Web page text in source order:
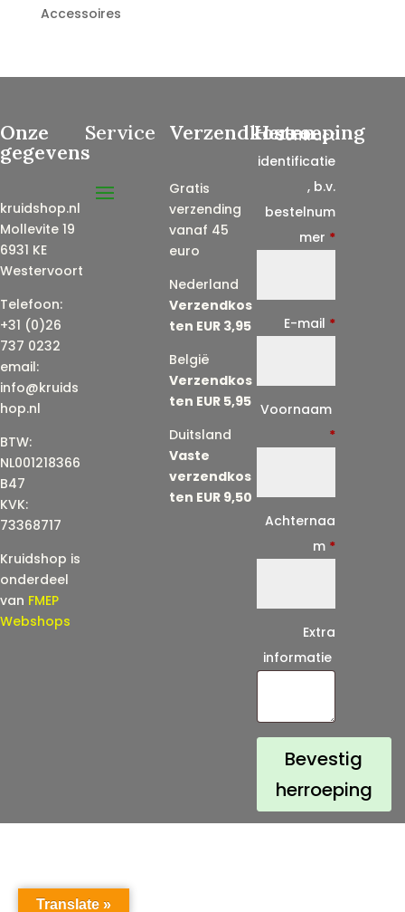
Accessoires
Onze
gegevens
kruidshop.nl
Mollevite 19
6931 KE
Westervoort
Telefoon:
+31 (0)26
737 0232
email:
info@kruids
hop.nl
BTW:
NL001218366
B47
KVK:
73368717
Kruidshop is
onderdeel
van FMEP
Webshops
Service Verzendkosten
Gratis
verzending
vanaf 45
euro
Nederland
Verzendkos
ten EUR 3,95
België
Verzendkos
ten EUR 5,95
Duitsland
Vaste
verzendkos
ten EUR 9,50
Herroeping
Contract
identificatie
, b.v.
bestelnum
mer *
E-mail *
l
)
*
Voornaam
*
Achternaa
m *
Extra
informatie
Bevestig
herroeping
Translate »